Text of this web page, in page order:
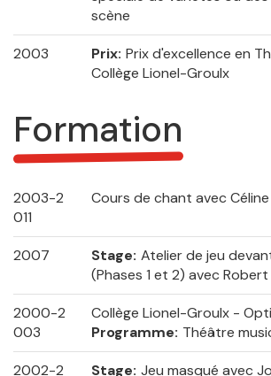
scène
2003 Prix Prix d'excellence en
Collège Lionel-Groulx
Formation
2003-2
011
Cours de chant avec
2007 Stage Atelier de jeu
(Phases 1 et 2) avec Robert
2000-2
003
Collège Lionel-Groulx -
Programme Théâtre
2002-2 Stage Jeu masqué avec